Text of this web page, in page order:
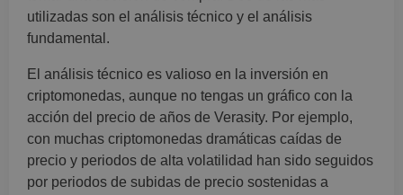
utilizadas son el análisis técnico y el análisis
fundamental.
El análisis técnico es valioso en la inversión en
criptomonedas, aunque no tengas un gráfico con la
acción del precio de años de Verasity. Por ejemplo,
con muchas criptomonedas dramáticas caídas de
precio y periodos de alta volatilidad han sido seguidos
por periodos de subidas de precio sostenidas a